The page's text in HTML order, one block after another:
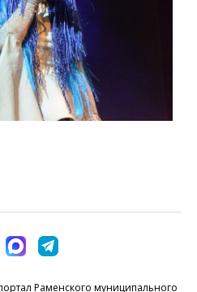
Раменского муниципального